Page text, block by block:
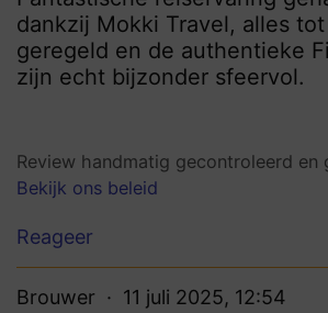
dankzij Mokki Travel, alles
geregeld en de authentieke
zijn echt bijzonder sfeervol.
Review handmatig gecontroleerd en
Bekijk ons beleid
Reageer
Brouwer 11 juli 2025, 12:54